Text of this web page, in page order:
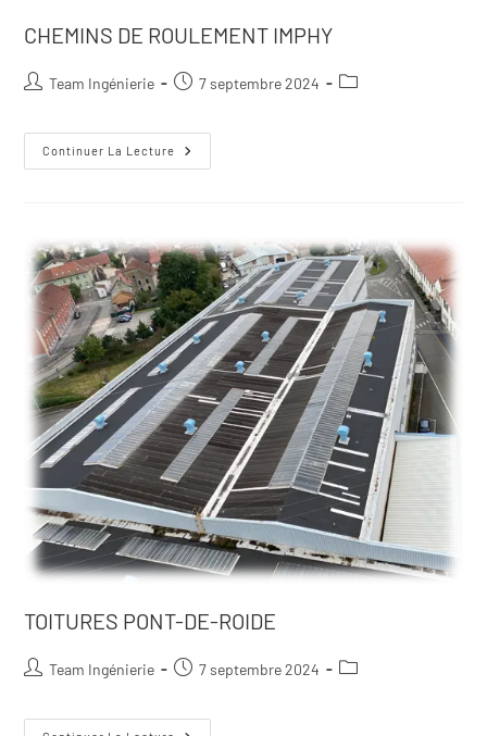
CHEMINS DE ROULEMENT IMPHY
Team Ingénierie 7 septembre 2024
Continuer La Lecture
TOITURES PONT-DE-ROIDE
Team Ingénierie 7 septembre 2024